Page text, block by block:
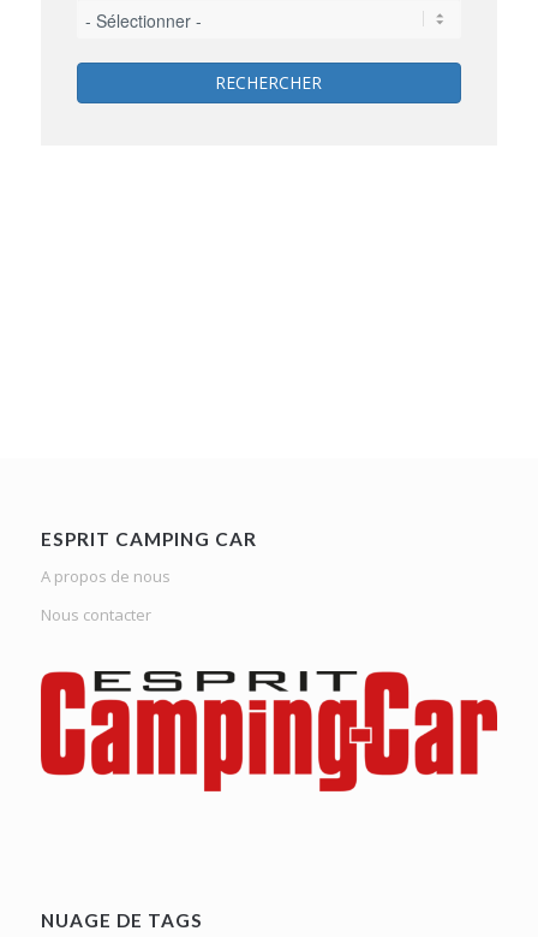
RECHERCHER
ESPRIT CAMPING CAR
A propos de nous
Nous contacter
NUAGE DE TAGS